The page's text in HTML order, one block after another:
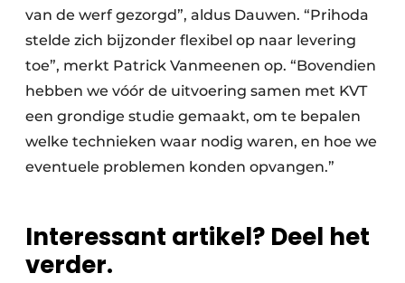
van de werf gezorgd”, aldus Dauwen. “Prihoda
stelde zich bijzonder flexibel op naar levering
toe”, merkt Patrick Vanmeenen op. “Bovendien
hebben we vóór de uitvoering samen met KVT
een grondige studie gemaakt, om te bepalen
welke technieken waar nodig waren, en hoe we
eventuele problemen konden opvangen.”
Interessant artikel? Deel het
verder.